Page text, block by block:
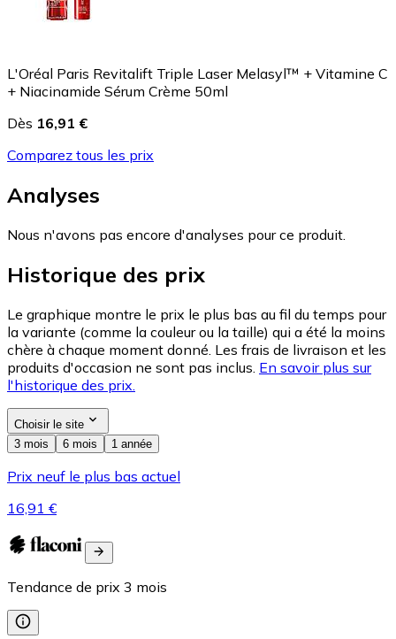
L'Oréal Paris Revitalift Triple Laser Melasyl™ + Vitamine C
+ Niacinamide Sérum Crème 50ml
Dès 16,91 €
Comparez tous les prix
Analyses
Nous n'avons pas encore d'analyses pour ce produit.
Historique des prix
Le graphique montre le prix le plus bas au fil du temps pour
la variante (comme la couleur ou la taille) qui a été la moins
chère à chaque moment donné. Les frais de livraison et les
produits d'occasion ne sont pas inclus. En savoir plus sur
l'historique des prix.
Choisir le site
3 mois
6 mois 1 année
Prix neuf le plus bas actuel
16,91 €
Tendance de prix 3 mois